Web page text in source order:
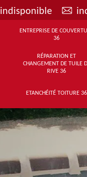
indisponible
ENTREPRISE DE
36
RÉPARATION ET
CHANGEMENT DE TUILE
RIVE 36
ETANCHÉITÉ TOITURE 36